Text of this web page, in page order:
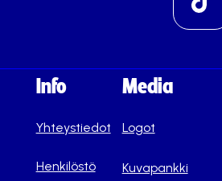
Info
Yhteystiedot
Henkilöstö
Media
Logot
Kuvapankki